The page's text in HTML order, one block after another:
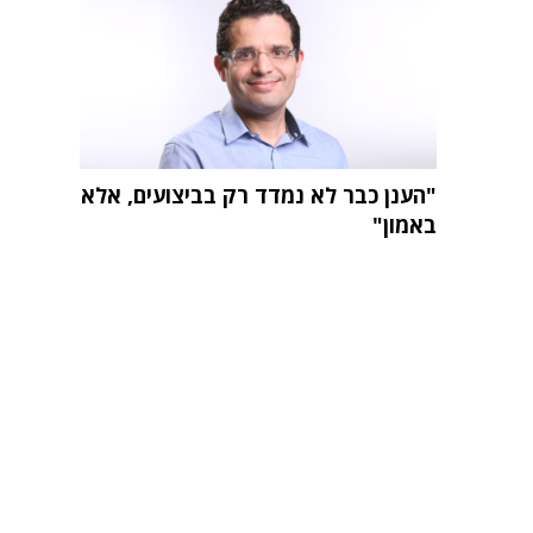
"הענן כבר לא נמדד רק בביצועים, אלא
באמון"